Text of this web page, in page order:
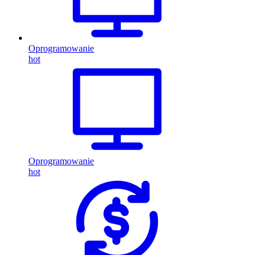
Oprogramowanie
hot
Oprogramowanie
hot